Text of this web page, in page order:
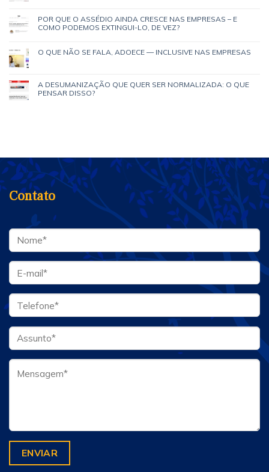
POR QUE O ASSÉDIO AINDA CRESCE NAS EMPRESAS – E
COMO PODEMOS EXTINGUI-LO, DE VEZ?
O QUE NÃO SE FALA, ADOECE — INCLUSIVE NAS EMPRESAS
A DESUMANIZAÇÃO QUE QUER SER NORMALIZADA: O QUE
PENSAR DISSO?
Contato